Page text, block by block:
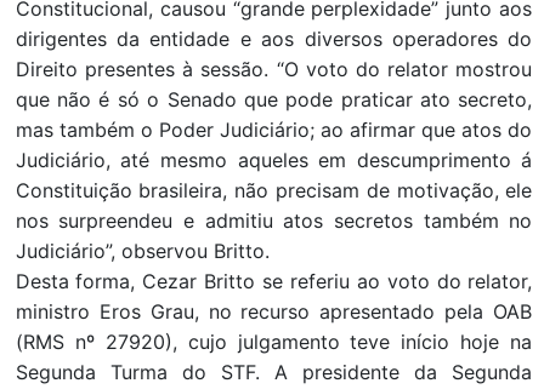
Constitucional, causou “grande perplexidade” junto aos
dirigentes da entidade e aos diversos operadores do
Direito presentes à sessão. “O voto do relator mostrou
que não é só o Senado que pode praticar ato secreto,
mas também o Poder Judiciário; ao afirmar que atos do
Judiciário, até mesmo aqueles em descumprimento á
Constituição brasileira, não precisam de motivação, ele
nos surpreendeu e admitiu atos secretos também no
Judiciário”, observou Britto.
Desta forma, Cezar Britto se referiu ao voto do relator,
ministro Eros Grau, no recurso apresentado pela OAB
(RMS nº 27920), cujo julgamento teve início hoje na
Segunda Turma do STF. A presidente da Segunda